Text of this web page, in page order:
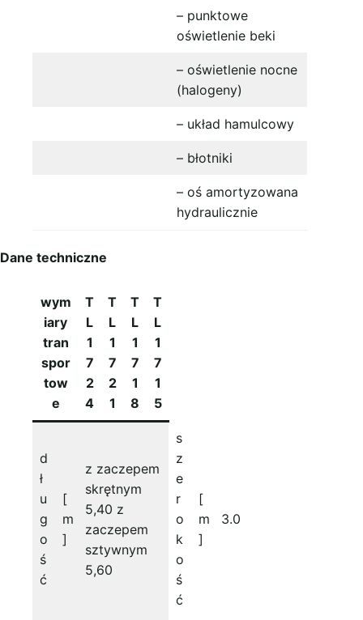
– punktowe
oświetlenie beki
– oświetlenie nocne
(halogeny)
– układ hamulcowy
– błotniki
– oś amortyzowana
hydraulicznie
Dane techniczne
wym
iary
tran
spor
tow
e
T
L
1
7
2
4
T
L
1
7
2
1
T
L
1
7
1
8
T
L
1
7
1
5
d
ł
u
g
o
ś
ć
[
m
]
z zaczepem
skrętnym
5,40 z
zaczepem
sztywnym
5,60
s
z
e
r
o
k
o
ś
ć
[
m
]
3.0